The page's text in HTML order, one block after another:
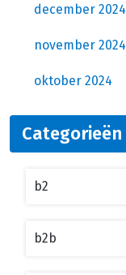
december 2024
november 2024
oktober 2024
Categorieën
b2
b2b